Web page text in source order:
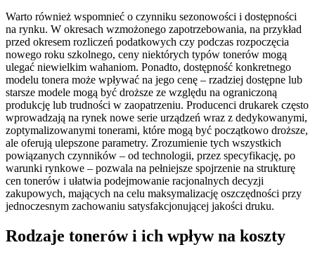
Warto również wspomnieć o czynniku sezonowości i dostępności
na rynku. W okresach wzmożonego zapotrzebowania, na przykład
przed okresem rozliczeń podatkowych czy podczas rozpoczęcia
nowego roku szkolnego, ceny niektórych typów tonerów mogą
ulegać niewielkim wahaniom. Ponadto, dostępność konkretnego
modelu tonera może wpływać na jego cenę – rzadziej dostępne lub
starsze modele mogą być droższe ze względu na ograniczoną
produkcję lub trudności w zaopatrzeniu. Producenci drukarek często
wprowadzają na rynek nowe serie urządzeń wraz z dedykowanymi,
zoptymalizowanymi tonerami, które mogą być początkowo droższe,
ale oferują ulepszone parametry. Zrozumienie tych wszystkich
powiązanych czynników – od technologii, przez specyfikację, po
warunki rynkowe – pozwala na pełniejsze spojrzenie na strukturę
cen tonerów i ułatwia podejmowanie racjonalnych decyzji
zakupowych, mających na celu maksymalizację oszczędności przy
jednoczesnym zachowaniu satysfakcjonującej jakości druku.
Rodzaje tonerów i ich wpływ na koszty